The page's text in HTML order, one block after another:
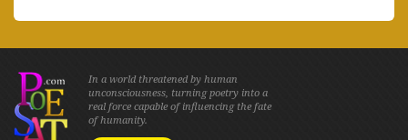
In a world threatened by human
unconsciousness, turning poetry into a
real force capable of influencing the fate
of humanity.